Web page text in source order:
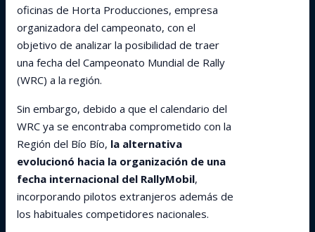
oficinas de Horta Producciones, empresa
organizadora del campeonato, con el
objetivo de analizar la posibilidad de traer
una fecha del Campeonato Mundial de Rally
(WRC) a la región.
Sin embargo, debido a que el calendario del
WRC ya se encontraba comprometido con la
Región del Bío Bío, la alternativa
evolucionó hacia la organización de una
fecha internacional del RallyMobil,
incorporando pilotos extranjeros además de
los habituales competidores nacionales.